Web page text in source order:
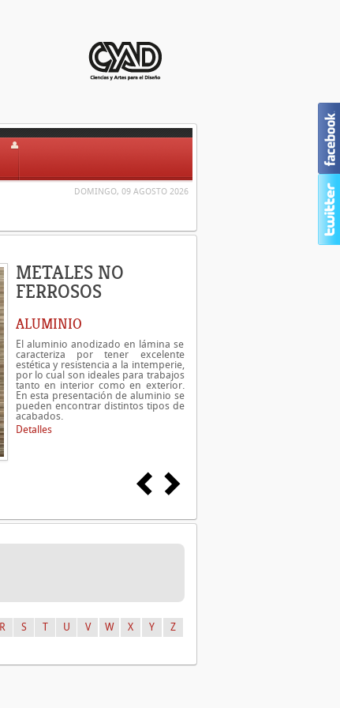
DOMINGO, 09 AGOSTO 2026
METALES NO
FERROSOS
ALUMINIO
El aluminio anodizado en lámina se
caracteriza por tener excelente
estética y resistencia a la intemperie,
por lo cual son ideales para trabajos
tanto en interior como en exterior.
En esta presentación de aluminio se
pueden encontrar distintos tipos de
acabados.
Detalles
R S T U V W X Y Z